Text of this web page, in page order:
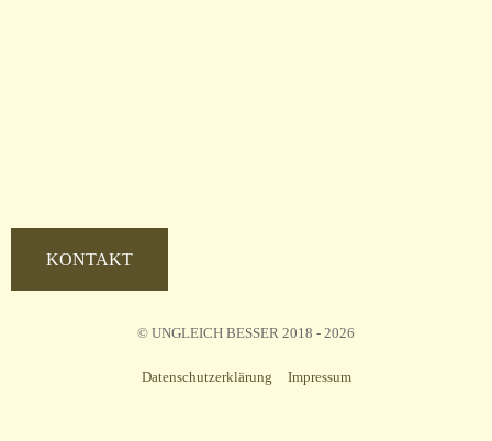
KONTAKT
© UNGLEICH BESSER 2018 - 2026
Datenschutzerklärung Impressum